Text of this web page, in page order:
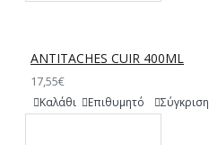
ANTITACHES CUIR 400ML
17,55€
Καλάθι Επιθυμητό Σύγκριση